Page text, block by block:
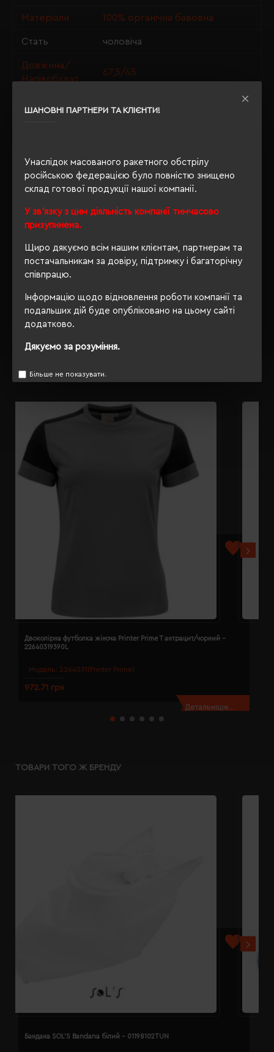
ШАНОВНІ ПАРТНЕРИ ТА КЛІЄНТИ!
Унаслідок масованого ракетного обстрілу
російською федерацією було повністю знищено
склад готової продукції нашої компанії.
У зв'язку з цим діяльність компанії тимчасово
призупинена.
Щиро дякуємо всім нашим клієнтам, партнерам та
постачальникам за довіру, підтримку і багаторічну
співпрацю.
Інформацію щодо відновлення роботи компанії та
подальших дій буде опубліковано на цьому сайті
додатково.
Дякуємо за розуміння.
Більше не показувати.
Матеріали 100% органічна бавовна
Стать чоловіча
Довжина/
Напівобхват
67,5/45
упаковки
Сертифікація
OEKO-TEX® Standard 100, PETA-
content standard, Organic
ВІДГУКИ
РЕКОМЕНДУЄМО
Модель: 2264031(Printer Prime)
Двоколірна футболка жіноча Printer Prime T антрацит/чорний -
22640319390L
972.71 грн
Детальніше...
ТОВАРИ ТОГО Ж БРЕНДУ
Бандана SOL'S Bandana білий - 01198102TUN